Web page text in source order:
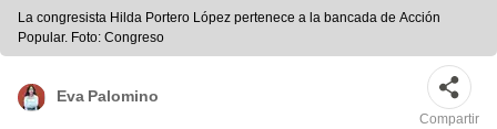
La congresista Hilda Portero López pertenece a la bancada de Acción
Popular. Foto: Congreso
Eva Palomino
Compartir